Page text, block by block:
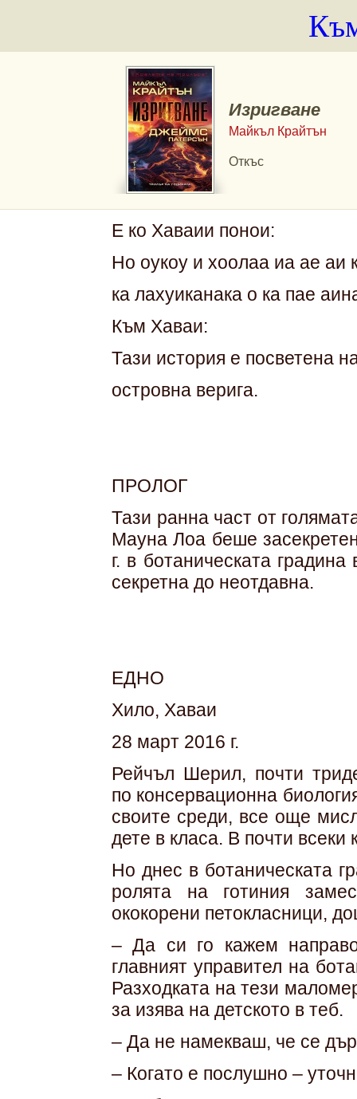
Изригване
Майкъл Крайтън
Откъс
Е ко Хаваии понои:
Но оукоу и хоолаа иа ае аи
ка лахуиканака о ка пае
Към Хаваи:
Тази история е посветена
островна верига.
ПРОЛОГ
Тази ранна част от
Мауна Лоа беше
г. в ботаническата
секретна до неотдавна.
ЕДНО
Хило, Хаваи
28 март 2016 г.
Рейчъл Шерил, почти
по консервационна
своите среди, все още
дете в класа. В почти всеки
Но днес в ботаническата
ролята на готиния
ококорени петокласници,
– Да си го кажем
главният управител на
Разходката на тези
за изява на детското в теб.
– Да не намекваш, че се
– Когато е послушно –